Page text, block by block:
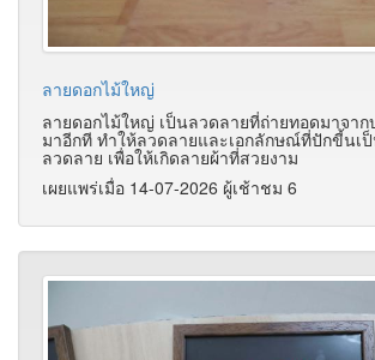
ลายดอกไม้ใหญ่
ลายดอกไม้ใหญ่ เป็นลวดลายที่ถ่ายทอดมาจา
มาอีกที ทำให้ลวดลายและเอกลักษณ์ที่ปักขี้นเ
ลวดลาย เพื่อให้เกิดลายผ้าที่สวยงาม
เผยแพร่เมื่อ 14-07-2026 ผู้เช้าชม 6